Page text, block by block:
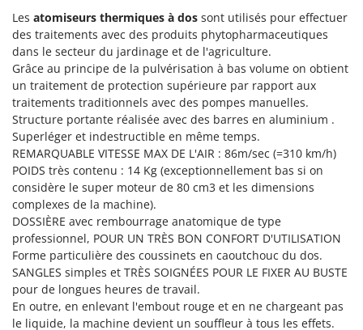
Pompes de transfert
Pompes immergées électriques
Postes à souder
Poussoirs à saucisse
Presses à pellets
Pressoirs à fruits
Pressoirs à Raisin
Pulvérisateurs
Pulvérisateurs portés
R
Rafraîchisseurs d'air par évaporation
Rampes de chargement en aluminium
Râpes à fromage électriques
Gierre
Ginko - MGM
Gipeco
Girmi
GRAEF
Gre
GreenBay
Greenworks
GRIFO
GVS
GYS
H
Hailo
Les atomiseurs thermiques à dos sont utilisés pour effectuer
des traitements avec des produits phytopharmaceutiques
dans le secteur du jardinage et de l'agriculture.
Grâce au principe de la pulvérisation à bas volume on obtient
un traitement de protection supérieure par rapport aux
traitements traditionnels avec des pompes manuelles.
Structure portante réalisée avec des barres en aluminium .
Superléger et indestructible en même temps.
REMARQUABLE VITESSE MAX DE L'AIR : 86m/sec (=310 km/h)
POIDS très contenu : 14 Kg (exceptionnellement bas si on
considère le super moteur de 80 cm3 et les dimensions
complexes de la machine).
DOSSIÈRE avec rembourrage anatomique de type
professionnel, POUR UN TRÈS BON CONFORT D'UTILISATION
Forme particulière des coussinets en caoutchouc du dos.
SANGLES simples et TRÈS SOIGNÉES POUR LE FIXER AU BUSTE
pour de longues heures de travail.
En outre, en enlevant l'embout rouge et en ne chargeant pas
le liquide, la machine devient un souffleur à tous les effets.